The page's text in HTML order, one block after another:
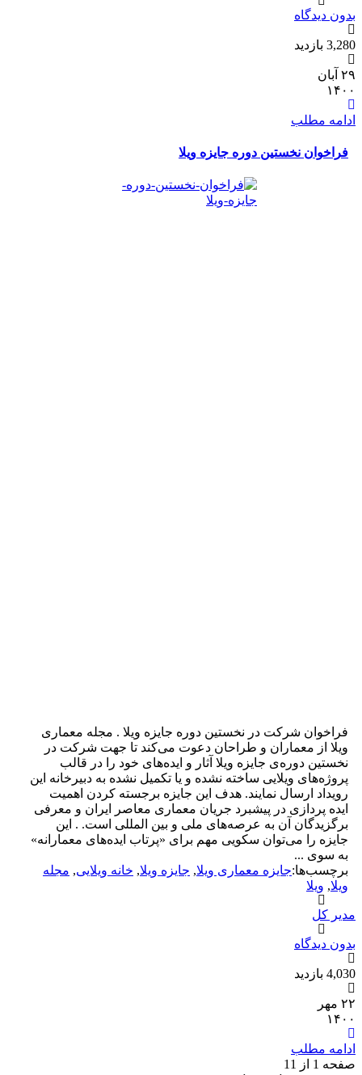
دیدگاه
بازدید
۲۹ آبان
مطلب
فراخوان نخستین دوره‌ جایزه­ ویلا
فراخوان شرکت در نخستین دوره‌ جایزه­ ویلا . مجله­ معماری
ویلا از معماران و طراحان دعوت می­‌کند تا جهت شرکت در
نخستین دوره‌ی جایزه­ ویلا آثار و ایده‌­های خود را در قالب
پروژه‌های ویلایی ساخته نشده و یا تکمیل نشده به دبیرخانه­ این
رویداد ارسال نمایند. هدف این جایزه برجسته کردن اهمیت
ایده­ پردازی در پیشبرد جریان معماری معاصر ایران و معرفی
برگزیدگان آن به عرصه‌های ملی و بین­ المللی است. . این
جایزه را می­‌توان سکویی مهم برای «پرتاب ایده­‌های معمارانه»
به سوی ...
برچسب‌ها:جایزه معماری ویلا,جایزه ویلا,خانه ویلایی, مجله
ویلا,ویلا
کل
دیدگاه
بازدید
۲۲ مهر
مطلب
1 از 1
1